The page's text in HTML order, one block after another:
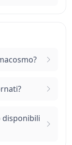
disponibili